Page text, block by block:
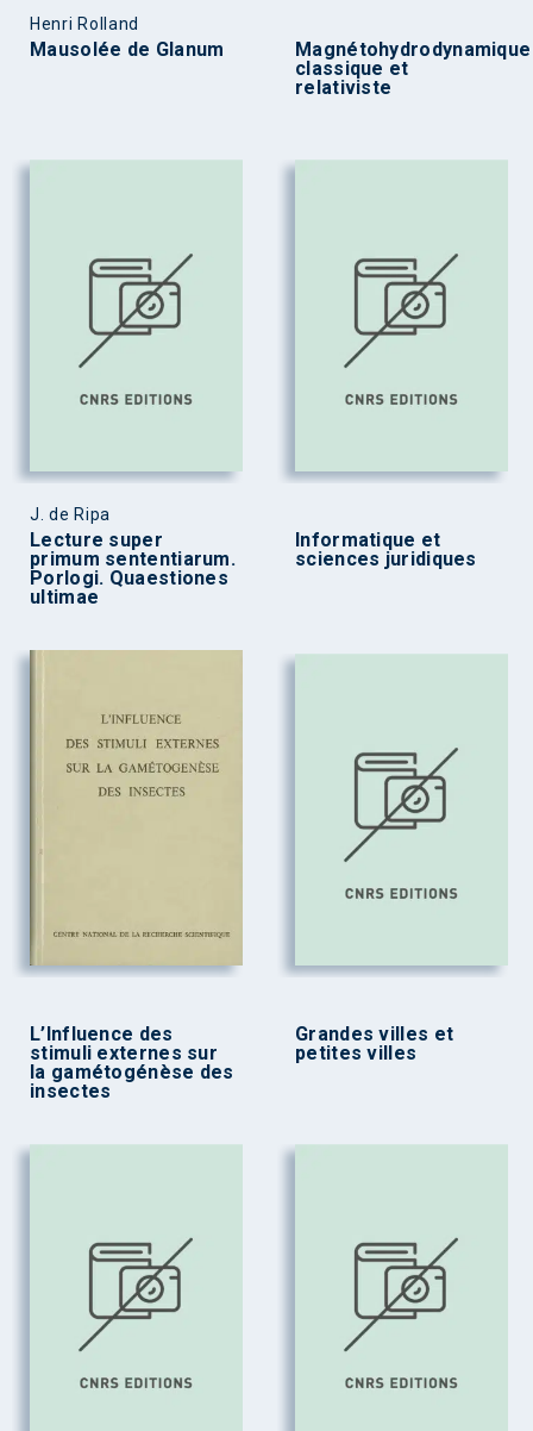
Henri Rolland
Mausolée de Glanum
Magnétohydrodynamique
classique et
relativiste
J. de Ripa
Lecture super
primum sententiarum.
Porlogi. Quaestiones
ultimae
Informatique et
sciences juridiques
L’Influence des
stimuli externes sur
la gamétogénèse des
insectes
Grandes villes et
petites villes